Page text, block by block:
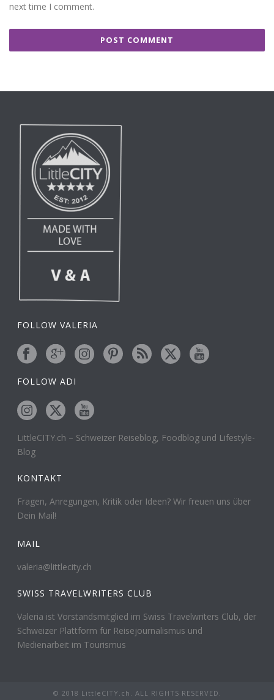
next time I comment.
FOLLOW VALERIA
FOLLOW ADI
LittleCITY.ch – Schweizer Reiseblog, Foodblog und Lifestyle-
Blog
KONTAKT
Fragen, Anregungen, Kritik oder Ideen? Wir freuen uns über
Dein Mail!
MAIL
valeria@littlecity.ch
SWISS TRAVELWRITERS CLUB
Valeria ist Vorstandsmitglied im Swiss Travelwriters Club, der
Schweizer Plattform für Reisejournalismus und
Medienarbeit im Tourismus
© 2018 LittleCITY.ch. ALL RIGHTS RESERVED.